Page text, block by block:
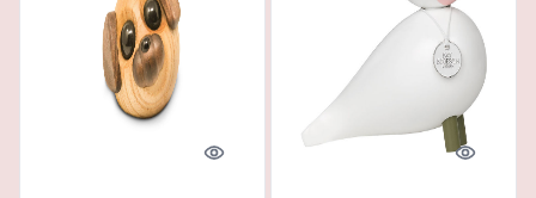
Quick look Quick